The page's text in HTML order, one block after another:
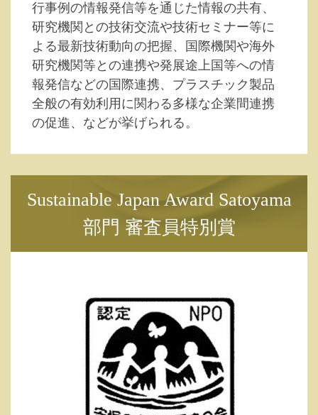
行事例の情報発信等を通じた情報の共有、
研究機関との技術交流や技術セミナー等に
よる最新技術動向の把握、国際機関や海外
研究機関等との連携や発展途上国等への情
報発信などの国際連携、プラスチック製品
全般の有効利用に関わる多様な企業間連携
の促進、などが挙げられる。
Sustainable Japan Award Satoyama
部門 審査員特別賞